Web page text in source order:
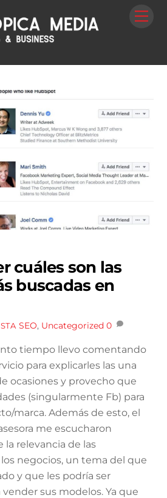
cuáles son las
buscadas en
SEO, Uncategorized 0
tiempo llevo comentando
para explicarles las una
ocasiones y provecho que
(singularmente Fb) para
marca. Además de esto, el
me escucharon
relevancia de las
negocios, un tema del que
y que les podría ser
sus modelos. Ya que